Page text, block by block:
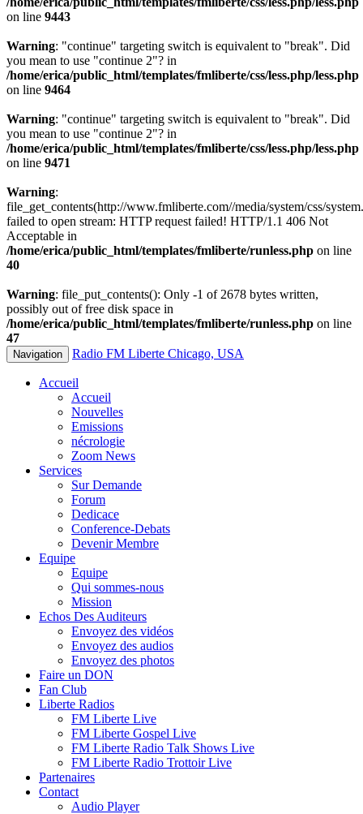
on line 9443
Warning: "continue" targeting switch is equivalent to "break". Did
you mean to use "continue 2"? in
/home/erica/public_html/templates/fmliberte/css/less.php/less.php
on line 9464
Warning: "continue" targeting switch is equivalent to "break". Did
you mean to use "continue 2"? in
/home/erica/public_html/templates/fmliberte/css/less.php/less.php
on line 9471
Warning:
file_get_contents(http://www.fmliberte.com//media/system/css/
failed to open stream: HTTP request failed! HTTP/1.1 406 Not
Acceptable in
/home/erica/public_html/templates/fmliberte/runless.php on line
40
Warning: file_put_contents(): Only -1 of 2678 bytes written,
possibly out of free disk space in
/home/erica/public_html/templates/fmliberte/runless.php on line
47
Navigation Radio FM Liberte Chicago, USA
Accueil
Accueil
Nouvelles
Emissions
nécrologie
Zoom News
Services
Sur Demande
Forum
Dedicace
Conference-Debats
Devenir Membre
Equipe
Equipe
Qui sommes-nous
Mission
Echos Des Auditeurs
Envoyez des vidéos
Envoyez des audios
Envoyez des photos
Faire un DON
Fan Club
Liberte Radios
FM Liberte Live
FM Liberte Gospel Live
FM Liberte Radio Talk Shows Live
FM Liberte Radio Trottoir Live
Partenaires
Contact
Audio Player